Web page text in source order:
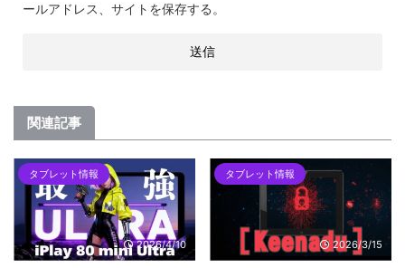
ールアドレス、サイトを保存する。
関連記事
タブレット情報
2026/4/10
タブレット情報
2026/3/15